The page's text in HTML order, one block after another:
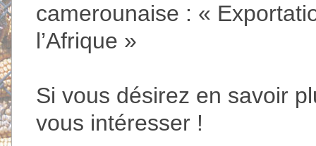
camerounaise : «
l’Afrique »
Si vous désirez en savoir
vous intéresser !